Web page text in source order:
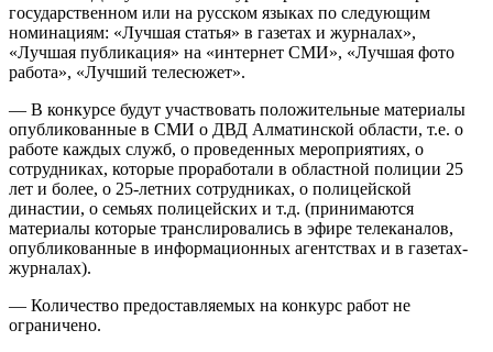
государственном или на русском языках по следующим
номинациям: «Лучшая статья» в газетах и журналах»,
«Лучшая публикация» на «интернет СМИ», «Лучшая фото
работа», «Лучший телесюжет».
— В конкурсе будут участвовать положительные материалы
опубликованные в СМИ о ДВД Алматинской области, т.е. о
работе каждых служб, о проведенных мероприятиях, о
сотрудниках, которые проработали в областной полиции 25
лет и более, о 25-летних сотрудниках, о полицейской
династии, о семьях полицейских и т.д. (принимаются
материалы которые транслировались в эфире телеканалов,
опубликованные в информационных агентствах и в газетах-
журналах).
— Количество предоставляемых на конкурс работ не
ограничено.